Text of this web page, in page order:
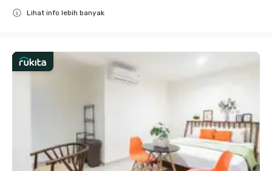
Lihat info lebih banyak